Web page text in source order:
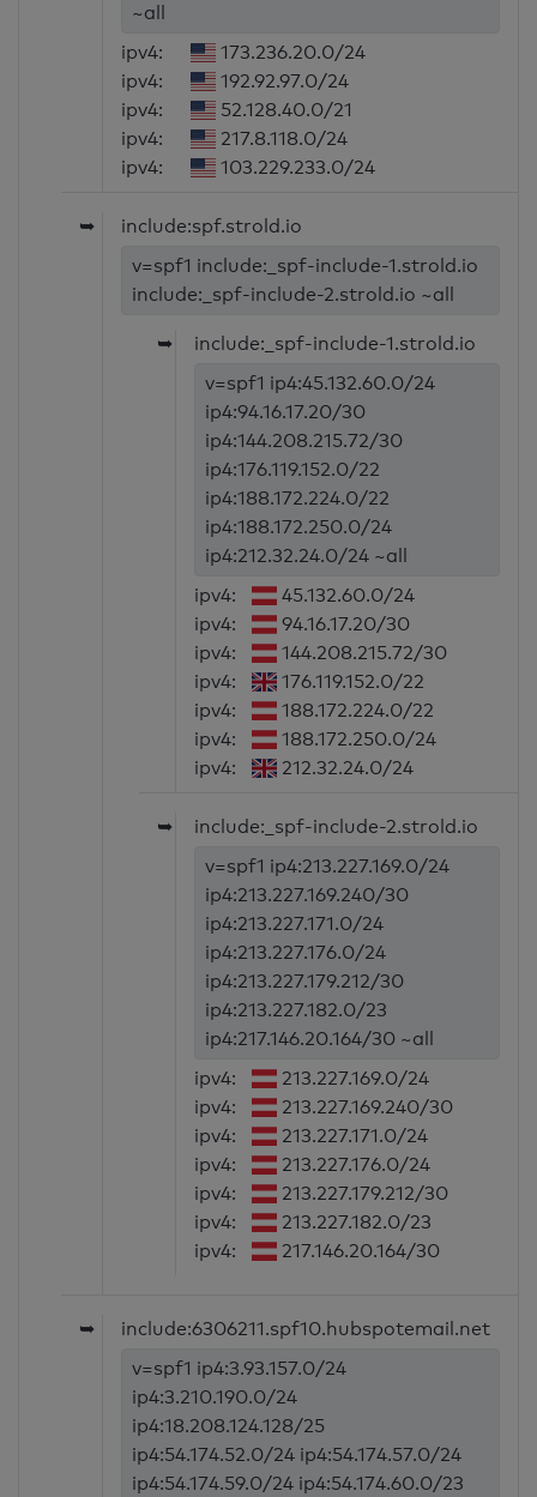
~all
ipv4:
173.236.20.0/24
ipv4:
192.92.97.0/24
ipv4:
52.128.40.0/21
ipv4:
217.8.118.0/24
ipv4:
103.229.233.0/24
➥
include:spf.strold.io
v=spf1 include:_spf-include-1.strold.io
include:_spf-include-2.strold.io ~all
➥
include:_spf-include-1.strold.io
v=spf1 ip4:45.132.60.0/24
ip4:94.16.17.20/30
ip4:144.208.215.72/30
ip4:176.119.152.0/22
ip4:188.172.224.0/22
ip4:188.172.250.0/24
ip4:212.32.24.0/24 ~all
ipv4:
45.132.60.0/24
ipv4:
94.16.17.20/30
ipv4:
144.208.215.72/30
ipv4:
176.119.152.0/22
ipv4:
188.172.224.0/22
ipv4:
188.172.250.0/24
ipv4:
212.32.24.0/24
➥
include:_spf-include-2.strold.io
v=spf1 ip4:213.227.169.0/24
ip4:213.227.169.240/30
ip4:213.227.171.0/24
ip4:213.227.176.0/24
ip4:213.227.179.212/30
ip4:213.227.182.0/23
ip4:217.146.20.164/30 ~all
ipv4:
213.227.169.0/24
ipv4:
213.227.169.240/30
ipv4:
213.227.171.0/24
ipv4:
213.227.176.0/24
ipv4:
213.227.179.212/30
ipv4:
213.227.182.0/23
ipv4:
217.146.20.164/30
➥
include:6306211.spf10.hubspotemail.net
v=spf1 ip4:3.93.157.0/24
ip4:3.210.190.0/24
ip4:18.208.124.128/25
ip4:54.174.52.0/24 ip4:54.174.57.0/24
ip4:54.174.59.0/24 ip4:54.174.60.0/23